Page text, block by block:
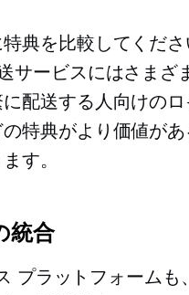
典を比較してくだ
サービスにはさまざ
配送する人向けの
特典がより価値が
す。
統合
プラットフォームも